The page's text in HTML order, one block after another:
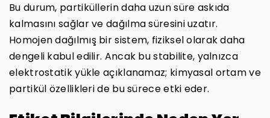
Bu durum, partiküllerin daha uzun süre askıda
kalmasını sağlar ve dağılma süresini uzatır.
Homojen dağılmış bir sistem, fiziksel olarak daha
dengeli kabul edilir. Ancak bu stabilite, yalnızca
elektrostatik yükle açıklanamaz; kimyasal ortam ve
partikül özellikleri de bu sürece etki eder.